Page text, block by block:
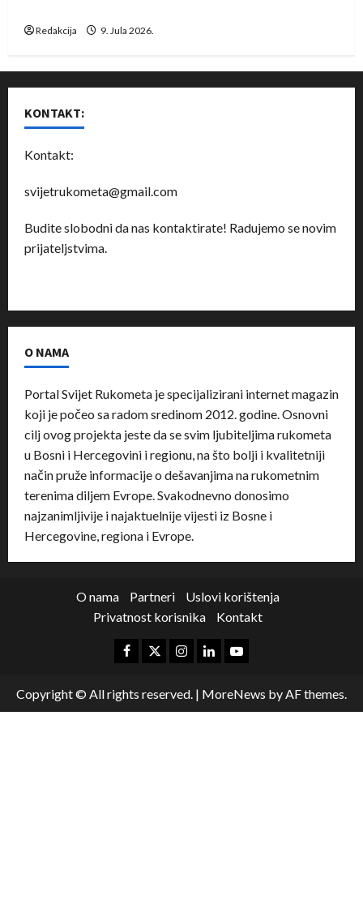
Redakcija 9. Jula 2026.
KONTAKT:
Kontakt:
svijetrukometa@gmail.com
Budite slobodni da nas kontaktirate! Radujemo se novim
prijateljstvima.
O NAMA
Portal Svijet Rukometa je specijalizirani internet magazin
koji je počeo sa radom sredinom 2012. godine. Osnovni
cilj ovog projekta jeste da se svim ljubiteljima rukometa
u Bosni i Hercegovini i regionu, na što bolji i kvalitetniji
način pruže informacije o dešavanjima na rukometnim
terenima diljem Evrope. Svakodnevno donosimo
najzanimljivije i najaktuelnije vijesti iz Bosne i
Hercegovine, regiona i Evrope.
O nama Partneri
Uslovi korištenja
Privatnost korisnika
Kontakt
Copyright © All rights reserved. | MoreNews by AF themes.